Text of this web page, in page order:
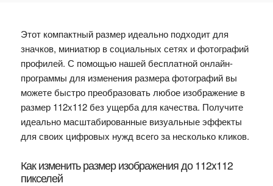
Этот компактный размер идеально подходит для
значков, миниатюр в социальных сетях и фотографий
профилей. С помощью нашей бесплатной онлайн-
программы для изменения размера фотографий вы
можете быстро преобразовать любое изображение в
размер 112x112 без ущерба для качества. Получите
идеально масштабированные визуальные эффекты
для своих цифровых нужд всего за несколько кликов.
Как изменить размер изображения до 112x112
пикселей